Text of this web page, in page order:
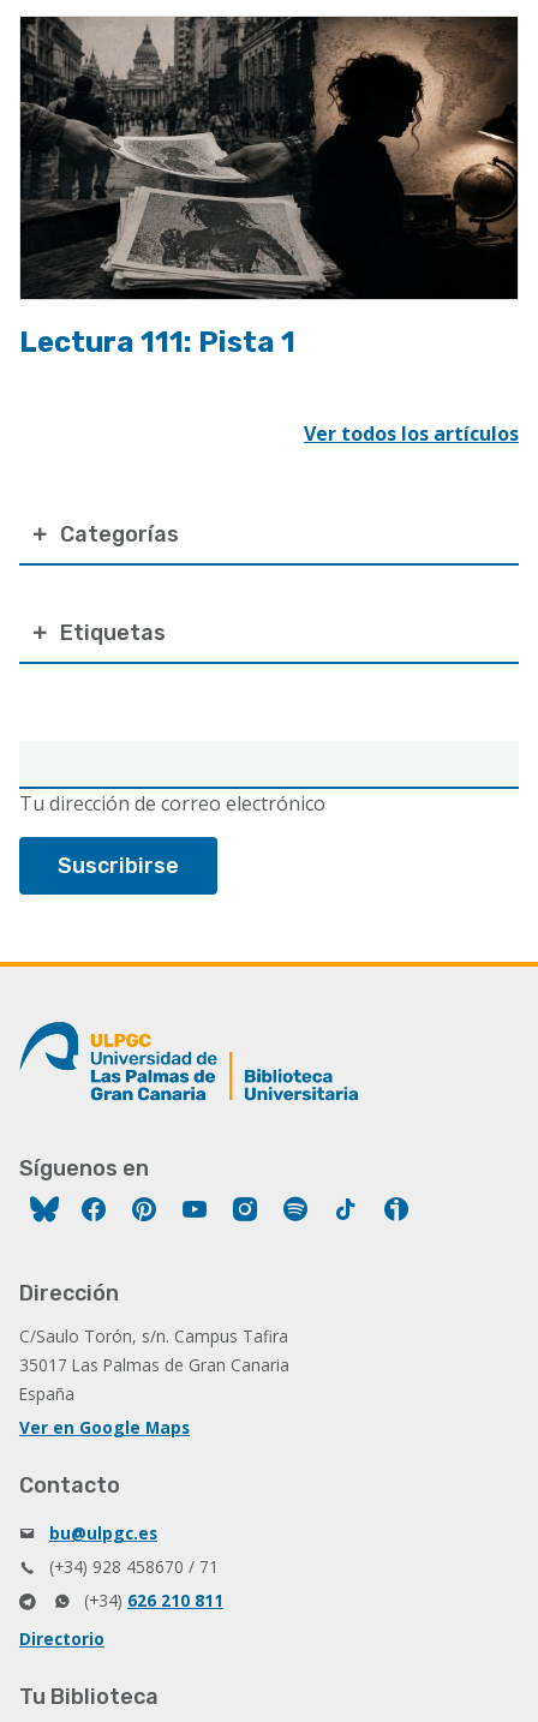
electrónico
Tu dirección de correo electrónico
Categorías
Etiquetas
Lectura 111: Pista 1
Ver todos los artículos
Síguenos en
FacebookPinterestYouTubeInstagram
Spotify Tiktok
Dirección
C/Saulo Torón, s/n. Campus Tafira
35017 Las Palmas de Gran Canaria
España
Ver en Google Maps
Contacto
bu@ulpgc.es
(+34) 928 458670 / 71
(+34) 626 210 811
Directorio
Tu Biblioteca